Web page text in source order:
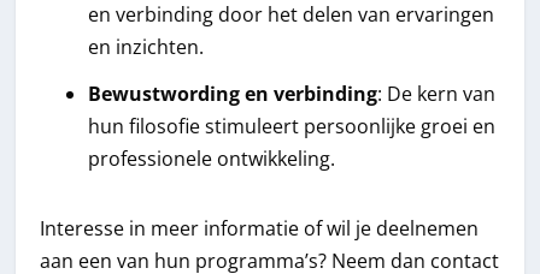
en verbinding door het delen van ervaringen
en inzichten.
Bewustwording en verbinding: De kern van
hun filosofie stimuleert persoonlijke groei en
professionele ontwikkeling.
Interesse in meer informatie of wil je deelnemen
aan een van hun programma’s? Neem dan contact